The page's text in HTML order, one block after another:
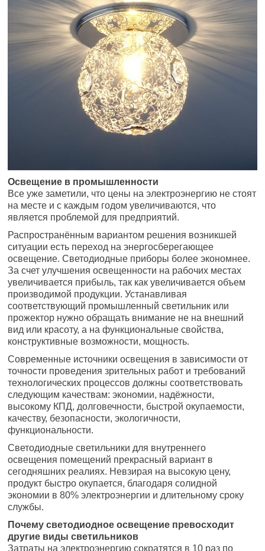
Освещение в промышленности
Все уже заметили, что цены на электроэнергию не стоят
на месте и с каждым годом увеличиваются, что
является проблемой для предприятий.
Распространённым вариантом решения возникшей
ситуации есть переход на энергосберегающее
освещение. Светодиодные приборы более экономнее.
За счет улучшения освещенности на рабочих местах
увеличивается прибыль, так как увеличивается объем
производимой продукции. Устанавливая
соответствующий промышленный светильник или
прожектор нужно обращать внимание не на внешний
вид или красоту, а на функциональные свойства,
конструктивные возможности, мощность.
Современные источники освещения в зависимости от
точности проведения зрительных работ и требований
технологических процессов должны соответствовать
следующим качествам: экономии, надёжности,
высокому КПД, долговечности, быстрой окупаемости,
качеству, безопасности, экологичности,
функциональности.
Светодиодные светильники для внутреннего
освещения помещений прекрасный вариант в
сегодняшних реалиях. Невзирая на высокую цену,
продукт быстро окупается, благодаря солидной
экономии в 80% электроэнергии и длительному сроку
службы.
Почему светодиодное освещение превосходит
другие виды светильников
Затраты на электроэнергию сократятся в 10 раз по